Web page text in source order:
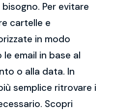
Per evitare
cartelle e
in modo
email in base al
o alla data. In
semplice ritrovare i
Scopri